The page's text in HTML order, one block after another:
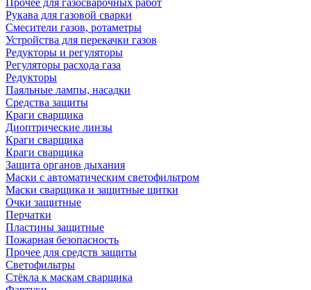
Прочее для газосварочных работ
Рукава для газовой сварки
Смесители газов, ротаметры
Устройства для перекачки газов
Редукторы и регуляторы
Регуляторы расхода газа
Редукторы
Паяльные лампы, насадки
Средства защиты
Краги сварщика
Диоптрические линзы
Краги сварщика
Краги сварщика
Защита органов дыхания
Маски с автоматическим светофильтром
Маски сварщика и защитные щитки
Очки защитные
Перчатки
Пластины защитные
Пожарная безопасность
Прочее для средств защиты
Светофильтры
Стёкла к маскам сварщика